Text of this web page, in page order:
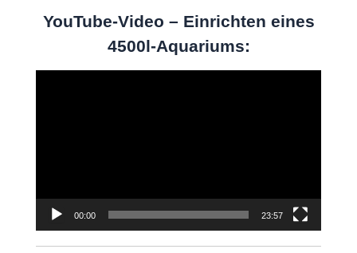
YouTube-Video – Einrichten eines
4500l-Aquariums:
00:00 23:57